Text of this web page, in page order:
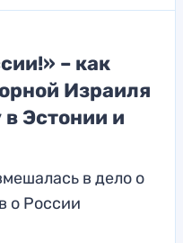
– как
Израиля
Эстонии и
в дело о
о России